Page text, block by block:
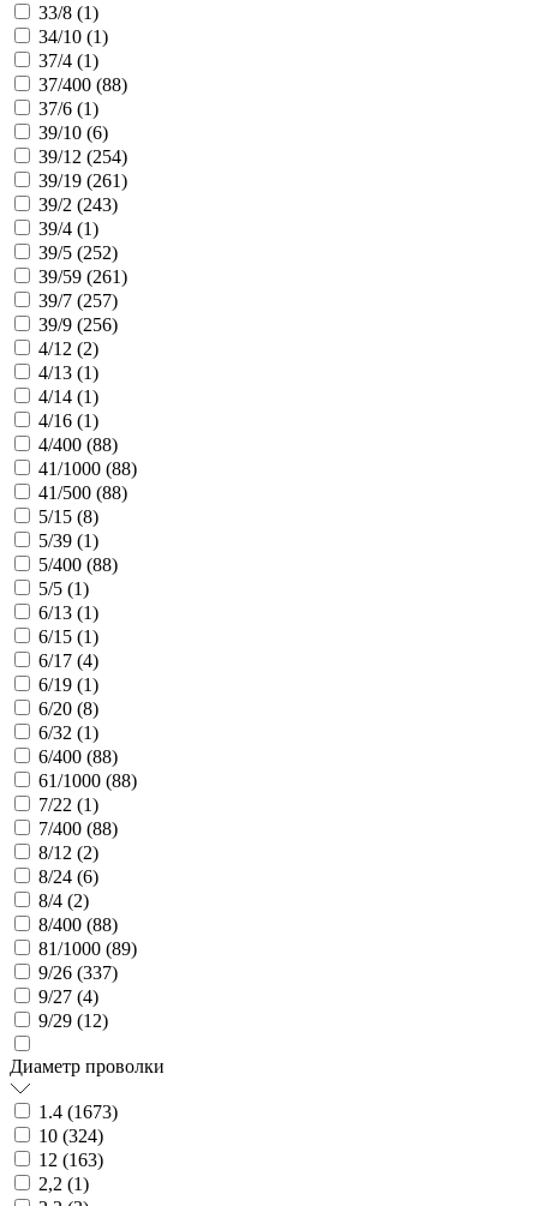
33/8 (1)
34/10 (1)
37/4 (1)
37/400 (88)
37/6 (1)
39/10 (6)
39/12 (254)
39/19 (261)
39/2 (243)
39/4 (1)
39/5 (252)
39/59 (261)
39/7 (257)
39/9 (256)
4/12 (2)
4/13 (1)
4/14 (1)
4/16 (1)
4/400 (88)
41/1000 (88)
41/500 (88)
5/15 (8)
5/39 (1)
5/400 (88)
5/5 (1)
6/13 (1)
6/15 (1)
6/17 (4)
6/19 (1)
6/20 (8)
6/32 (1)
6/400 (88)
61/1000 (88)
7/22 (1)
7/400 (88)
8/12 (2)
8/24 (6)
8/4 (2)
8/400 (88)
81/1000 (89)
9/26 (337)
9/27 (4)
9/29 (12)
Диаметр проволки
1.4 (1673)
10 (324)
12 (163)
2,2 (1)